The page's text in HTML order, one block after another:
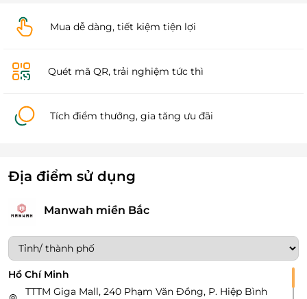
Mua dễ dàng, tiết kiệm tiện lợi
Quét mã QR, trải nghiệm tức thì
Tích điểm thưởng, gia tăng ưu đãi
Địa điểm sử dụng
Manwah miền Bắc
Hồ Chí Minh
TTTM Giga Mall, 240 Phạm Văn Đồng, P. Hiệp Bình